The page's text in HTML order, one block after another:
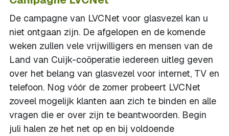
De campagne van LVCNet voor glasvezel kan u
niet ontgaan zijn. De afgelopen en de komende
weken zullen vele vrijwilligers en mensen van de
Land van Cuijk-coöperatie iedereen uitleg geven
over het belang van glasvezel voor internet, TV en
telefoon. Nog vóór de zomer probeert LVCNet
zoveel mogelijk klanten aan zich te binden en alle
vragen die er over zijn te beantwoorden. Begin
juli halen ze het net op en bij voldoende